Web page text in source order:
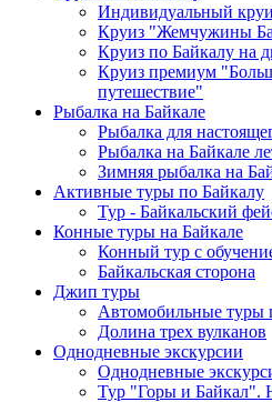
Индивидуальный
Круиз "Жемчужины
Круиз по Байкалу на
Круиз премиум
путешествие"
Рыбалка на Байкале
Рыбалка для
Рыбалка на Байкале
Зимняя рыбалка на
Активные туры по Байкалу
Тур - Байкальский
Конные туры на Байкале
Конный тур с
Байкальская сторона
Джип туры
Автомобильные туры
Долина трех вулканов
Однодневные экскурсии
Однодневные
Тур "Горы и Байкал".